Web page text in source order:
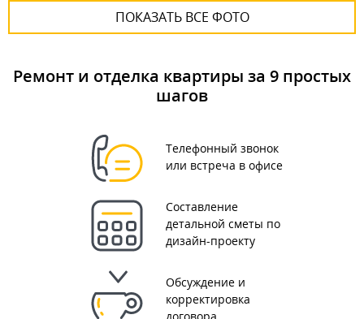
ПОКАЗАТЬ ВСЕ ФОТО
Ремонт и отделка квартиры за 9 простых
шагов
Телефонный звонок
или встреча в офисе
Составление
детальной сметы по
дизайн-проекту
Обсуждение и
корректировка